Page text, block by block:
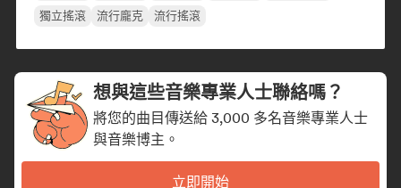
獨立搖滾
流行龐克 流行搖滾
想與這些音樂專業人士聯絡嗎？
將您的曲目傳送給 3,000 多名音樂專業人士
與音樂博主。
立即開始